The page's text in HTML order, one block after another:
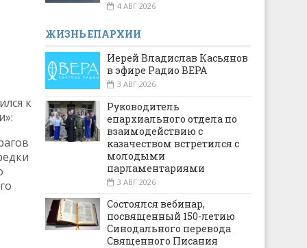
к
4 АВГ 2026
ЖИЗНЬ ЕПАРХИИ
Иерей Владислав Касьянов
в эфире Радио ВЕРА
3 АВГ 2026
Руководитель
епархиального отдела по
взаимодействию с
казачеством встретился с
молодыми
парламентариями
3 АВГ 2026
Состоялся вебинар,
посвященный 150-летию
Синодального перевода
Священного Писания